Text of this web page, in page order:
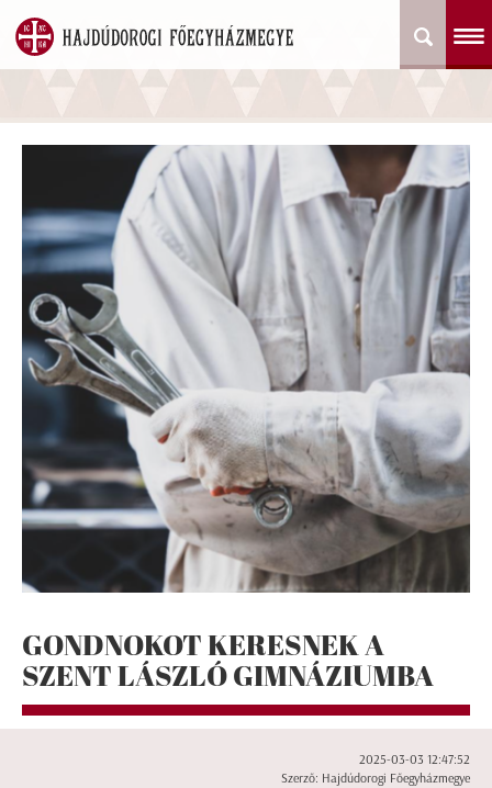
GONDNOKOT KERESNEK A
SZENT LÁSZLÓ GIMNÁZIUMBA
2025-03-03 12:47:52
Szerző: Hajdúdorogi Főegyházmegye